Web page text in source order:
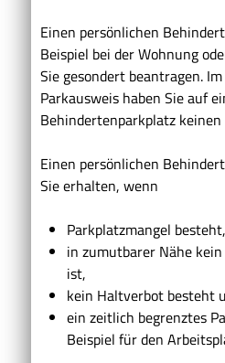
Einen persönlichen
Beispiel bei der Wohnung
Sie gesondert beantragen.
Parkausweis haben Sie auf
Behindertenparkplatz
Einen persönlichen
Sie erhalten, wenn
Parkplatzmangel besteht,
in zumutbarer Nähe
ist,
kein Haltverbot besteht
ein zeitlich begrenztes
Beispiel für den